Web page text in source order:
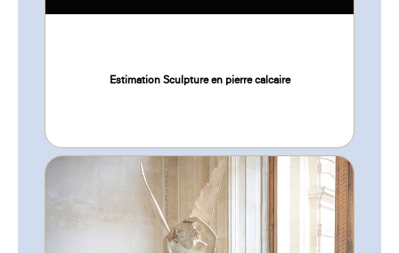
Estimation Sculpture en pierre calcaire